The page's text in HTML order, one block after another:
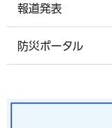
報道発表
防災ポータル